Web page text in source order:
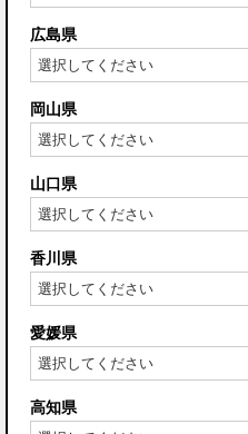
広島県
岡山県
山口県
香川県
愛媛県
高知県